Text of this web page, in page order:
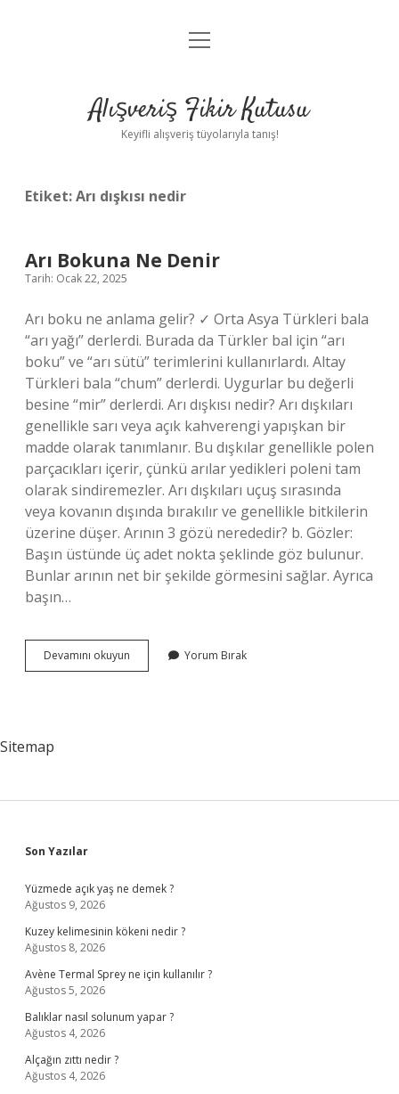
Anasayfa
Yasal Uyarı
menüyü
Alışveriş Fikir Kutusu
Keyifli alışveriş tüyolarıyla tanış!
Etiket:Arı dışkısı nedir
Arı Bokuna Ne Denir
Tarih: Ocak 22, 2025
Arı boku ne anlama gelir? ✓ Orta Asya Türkleri bala
“arı yağı” derlerdi. Burada da Türkler bal için “arı
boku” ve “arı sütü” terimlerini kullanırlardı. Altay
Türkleri bala “chum” derlerdi. Uygurlar bu değerli
besine “mir” derlerdi. Arı dışkısı nedir? Arı dışkıları
genellikle sarı veya açık kahverengi yapışkan bir
madde olarak tanımlanır. Bu dışkılar genellikle polen
parçacıkları içerir, çünkü arılar yedikleri poleni tam
olarak sindiremezler. Arı dışkıları uçuş sırasında
veya kovanın dışında bırakılır ve genellikle bitkilerin
üzerine düşer. Arının 3 gözü nerededir? b. Gözler:
Başın üstünde üç adet nokta şeklinde göz bulunur.
Bunlar arının net bir şekilde görmesini sağlar. Ayrıca
başın…
Devamını okuyun
Bokuna
Yorum Bırak
Sitemap
Sidebar
Son Yazılar
Yüzmede açık yaş ne demek ?
Ağustos 9, 2026
Kuzey kelimesinin kökeni nedir ?
Ağustos 8, 2026
Avène Termal Sprey ne için kullanılır ?
Ağustos 5, 2026
Balıklar nasıl solunum yapar ?
Ağustos 4, 2026
Alçağın zıttı nedir ?
Ağustos 4, 2026